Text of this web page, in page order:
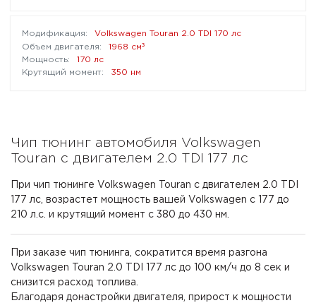
Volkswagen Touran 2.0 TDI 170 лс
1968 см³
170 лс
350 нм
Чип тюнинг автомобиля Volkswagen
Touran с двигателем 2.0 TDI 177 лс
При чип тюнинге Volkswagen Touran с двигателем 2.0 TDI
177 лс, возрастет мощность вашей Volkswagen с 177 до
210 л.с. и крутящий момент с 380 до 430 нм.
При заказе чип тюнинга, сократится время разгона
Volkswagen Touran 2.0 TDI 177 лс до 100 км/ч до 8 сек и
снизится расход топлива.
Благодаря донастройки двигателя, прирост к мощности